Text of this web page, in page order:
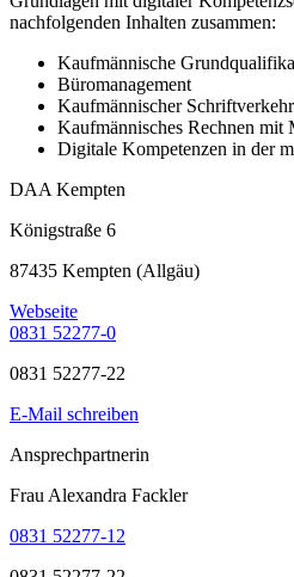
nachfolgenden Inhalten zusammen:
Kaufmännische
Büromanagement
Kaufmännischer
Kaufmännisches Rechnen mit
Digitale Kompetenzen in der
DAA Kempten
Königstraße 6
87435 Kempten (Allgäu)
Webseite
0831 52277-0
0831 52277-22
E-Mail schreiben
Ansprechpartnerin
Frau Alexandra Fackler
0831 52277-12